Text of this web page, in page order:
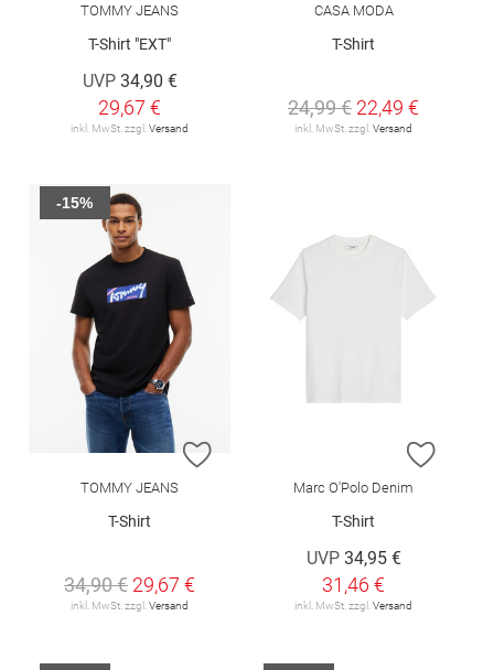
TOMMY JEANS
T-Shirt "EXT"
UVP 34,90 €
29,67 €
inkl. MwSt. zzgl. Versand
CASA MODA
T-Shirt
24,99 € 22,49 €
inkl. MwSt. zzgl. Versand
ZUR WUNSCHLISTE HINZUFÜGEN
TOMMY JEANS
T-Shirt
34,90 € 29,67 €
inkl. MwSt. zzgl. Versand
-15%
ZUR
Marc O'Polo Denim
T-Shirt
UVP 34,95 €
31,46 €
inkl. MwSt. zzgl. Versand